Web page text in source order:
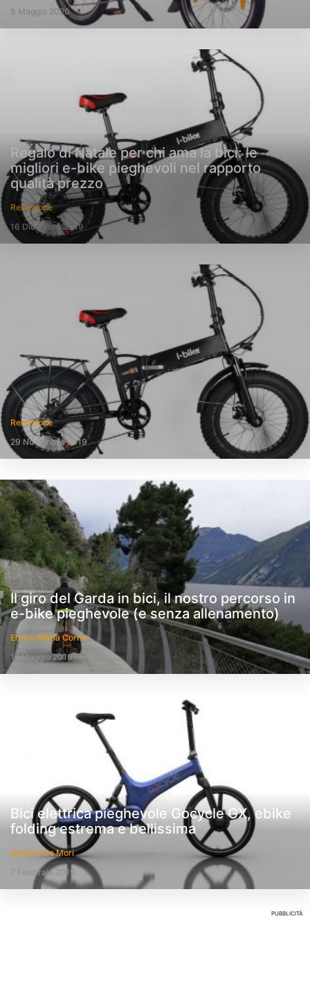
8 Maggio 2020
Regalo di Natale per chi ama la bici: le
migliori e-bike pieghevoli nel rapporto
qualità prezzo
Redazione
16 Dicembre 2019
Redazione
29 Novembre 2019
Il giro del Garda in bici, il nostro percorso in
e-bike pieghevole (e senza allenamento)
Enrico Maria Corno
17 Maggio 2019
Bici elettrica pieghevole Gocycle GX, ebike
folding estrema e bellissima
Martino De Mori
7 Febbraio 2019
PUBBLICITÀ